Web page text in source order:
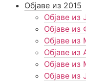
Објаве из 2015
Објаве из
Објаве из
Објаве из
Објаве из
Објаве из
Објаве из